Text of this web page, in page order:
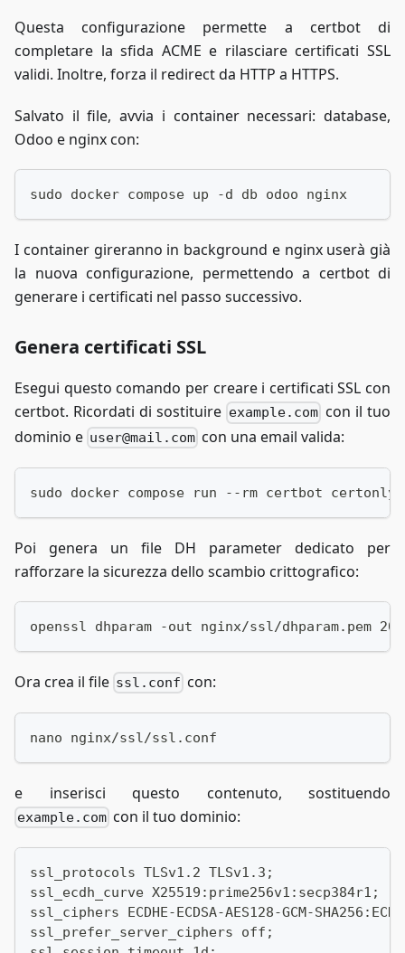
Questa configurazione permette a certbot di
completare la sfida ACME e rilasciare certificati SSL
validi. Inoltre, forza il redirect da HTTP a HTTPS.
Salvato il file, avvia i container necessari: database,
Odoo e nginx con:
sudo docker compose up -d db odoo nginx
I container gireranno in background e nginx userà già
la nuova configurazione, permettendo a certbot di
generare i certificati nel passo successivo.
Genera certificati SSL
Esegui questo comando per creare i certificati SSL con
certbot. Ricordati di sostituire example.com con il tuo
dominio e user@mail.com con una email valida:
sudo docker compose run --rm certbot
Poi genera un file DH parameter dedicato per
rafforzare la sicurezza dello scambio crittografico:
openssl dhparam -out nginx/ssl/dhparam.pem
Ora crea il file ssl.conf con:
nano nginx/ssl/ssl.conf
e inserisci questo contenuto, sostituendo
example.com con il tuo dominio:
ssl_protocols TLSv1.2 TLSv1.3;
ssl_ecdh_curve X25519:prime256v1:secp384r1;
ssl_ciphers ECDHE-ECDSA-AES128-GCM-
ssl_prefer_server_ciphers off;